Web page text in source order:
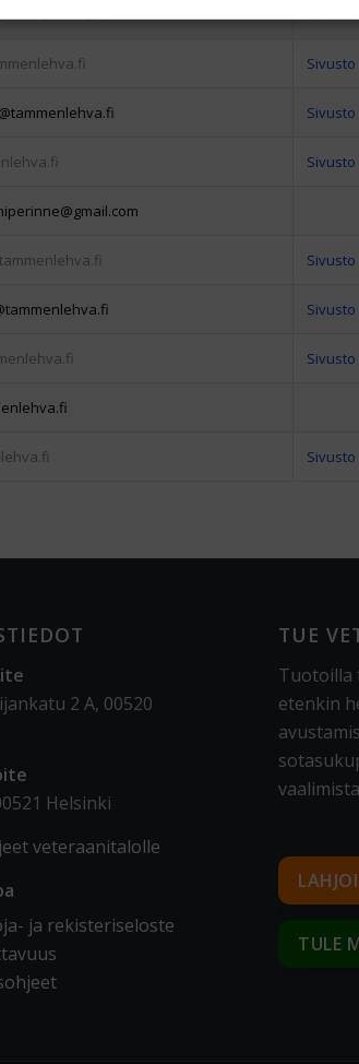
Sivusto
Sivusto
Sivusto
Sivusto
Sivusto
Sivusto
Sivusto
Sivusto
2 A, 00520
Helsinki
veteraanitalolle
ja rekisteriseloste
TUE
Tuotoilla
etenkin
vaalimista
TULE